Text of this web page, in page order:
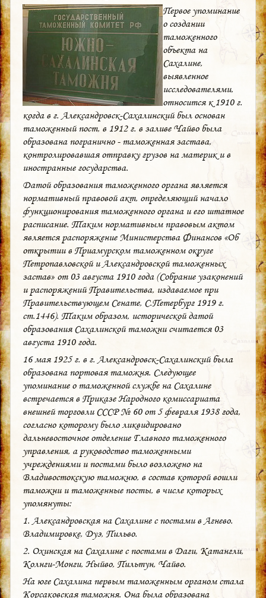
Первое упоминание
о создании
таможенного
объекта на
Сахалине,
выявленное
исследователями,
относится к 1910 г.
когда в г. Александровск-Сахалинский был основан
таможенный пост, в 1912 г. в заливе Чайво была
образована погранично - таможенная застава,
контролировавшая отправку грузов на материк и в
иностранные государства.
Датой образования таможенного органа является
нормативный правовой акт, определяющий начало
функционирования таможенного органа и его штатное
расписание. Таким нормативным правовым актом
является распоряжение Министерства Финансов «Об
открытии в Приамурском таможенном округе
Петропавловской и Александровской таможенных
застав» от 03 августа 1910 года (Собрание узаконений
и распоряжений Правительства, издаваемое при
Правительствующем Сенате, С.Петербург 1919 г.
ст.1446). Таким образом, исторической датой
образования Сахалинской таможни считается 03
августа 1910 года.
16 мая 1925 г. в г. Александровск-Сахалинский была
образована портовая таможня. Следующее
упоминание о таможенной службе на Сахалине
встречается в Приказе Народного комиссариата
внешней торговли СССР № 60 от 5 февраля 1938 года,
согласно которому было ликвидировано
дальневосточное отделение Главного таможенного
управления, а руководство таможенными
учреждениями и постами было возложено на
Владивостокскую таможню, в состав которой вошли
таможни и таможенные посты, в числе которых
упомянуты:
1. Александровская на Сахалине с постами в Агнево.
Владимировке, Дуэ, Пильво.
2. Охинская на Сахалине с постами в Даги, Катангли,
Колнги-Монги, Ныйво, Пильтун, Чайво.
На юге Сахалина первым таможенным органом стала
Корсаковская таможня. Она была образована